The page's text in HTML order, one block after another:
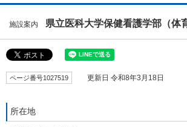
施設案内 県立医科大学保健看護学部（体
ページ番号1027519 更新日 令和8年3月18日
所在地